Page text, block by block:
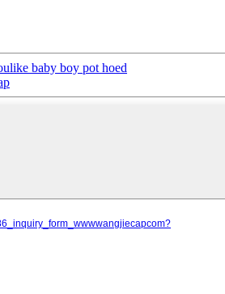
baby boy pot hoed